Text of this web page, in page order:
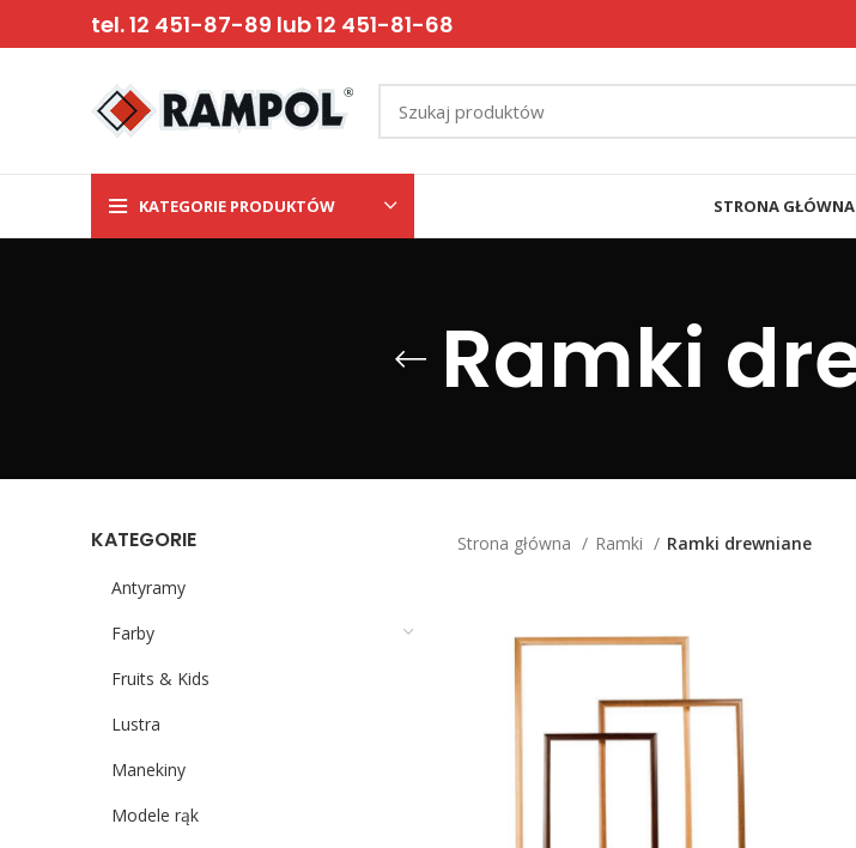
tel. 12 451-87-89 lub 12 451-81-68
KATEGORIE PRODUKTÓW STRONA GŁÓWNA
Ramki
KATEGORIE
Antyramy
Farby
Fruits & Kids
Lustra
Manekiny
Modele rąk
Strona główna Ramki Ramki drewniane